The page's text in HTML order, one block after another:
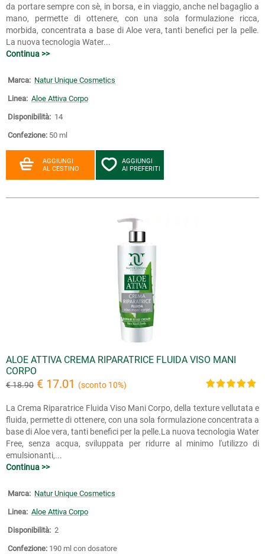
da portare sempre con sè, in borsa, e in viaggio, anche nel bagaglio a
mano, permette di ottenere, con una sola formulazione ricca,
morbida, concentrata a base di Aloe vera, tanti benefici per la pelle.
La nuova tecnologia Water...
Continua >>
Marca: Natur Unique Cosmetics
Linea: Aloe Attiva Corpo
Disponibilità: 14
Confezione: 50 ml
AGGIUNGI
AL CESTINO
AGGIUNGI
AI PREFERITI
ALOE ATTIVA CREMA RIPARATRICE FLUIDA VISO MANI
CORPO
€ 18.90 € 17.01 (sconto 10%)
La Crema Riparatrice Fluida Viso Mani Corpo, della texture vellutata e
fluida, permette di ottenere, con una sola formulazione concentrata a
base di Aloe vera, tanti benefici per la pelle.La nuova tecnologia Water
Free, senza acqua, sviluppata per ridurre al minimo l'utilizzo di
emulsionanti,...
Continua >>
Marca: Natur Unique Cosmetics
Linea: Aloe Attiva Corpo
Disponibilità: 2
Confezione: 190 ml con dosatore